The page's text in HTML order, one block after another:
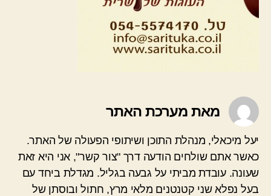
מאת מערכת האתר
יעל מיכאלי, מנהלת התוכן ושיתופי הפעולה של האתר.
כאשר אתם שולחים הודעה דרך "צור קשר", אני היא זאת
שעונה. עובדת מביתי על גבעה בגליל. מגדלת ביחד עם
בעל נפלא שני קטנטנים מלאי מרץ, חתול ובוסתן של